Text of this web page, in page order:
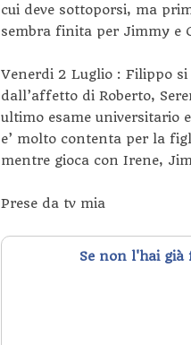
cui deve sottoporsi, ma
sembra finita per Jimmy e
Venerdi 2 Luglio : Filippo
dall’affetto di Roberto,
ultimo esame universitario
e’ molto contenta per la
mentre gioca con Irene,
Prese da tv mia
Se non l'hai già